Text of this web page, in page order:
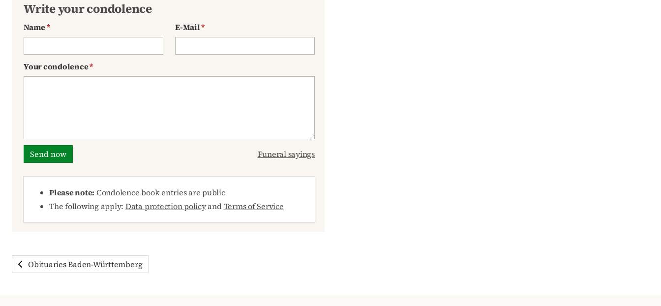
Write your condolence
Name* E-Mail*
Your condolence*
Send now Funeral sayings
Please note: Condolence book entries are public
The following apply: Data protection policyandTerms of Service
Obituaries Baden-Württemberg